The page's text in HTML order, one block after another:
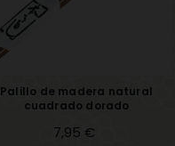
Palillo de madera natural
cuadrado dorado
Precio
7,95 €